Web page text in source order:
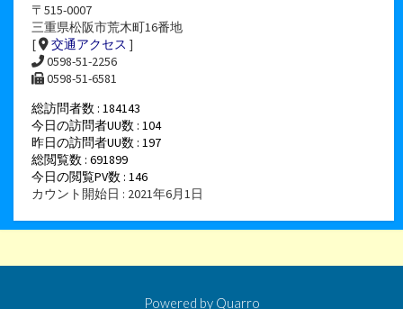
〒515-0007
三重県松阪市荒木町16番地
[
交通アクセス ]
0598-51-2256
0598-51-6581
総訪問者数 : 184143
今日の訪問者UU数 : 104
昨日の訪問者UU数 : 197
総閲覧数 : 691899
今日の閲覧PV数 : 146
カウント開始日 : 2021年6月1日
Powered by Quarro